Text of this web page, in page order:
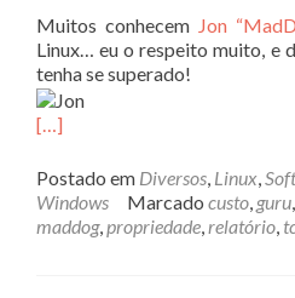
Muitos conhecem Jon
Linux… eu o respeito muito, e
tenha se superado!
[…]
Postado em Diversos, Linux,
Windows
Marcado custo, guru,
maddog,propriedade,relatório,